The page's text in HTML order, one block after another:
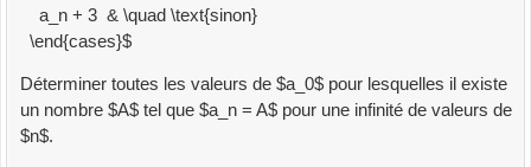
a_n + 3 & \quad \text{sinon}
\end{cases}$
Déterminer toutes les valeurs de $a_0$ pour lesquelles il existe
un nombre $A$ tel que $a_n = A$ pour une infinité de valeurs de
$n$.